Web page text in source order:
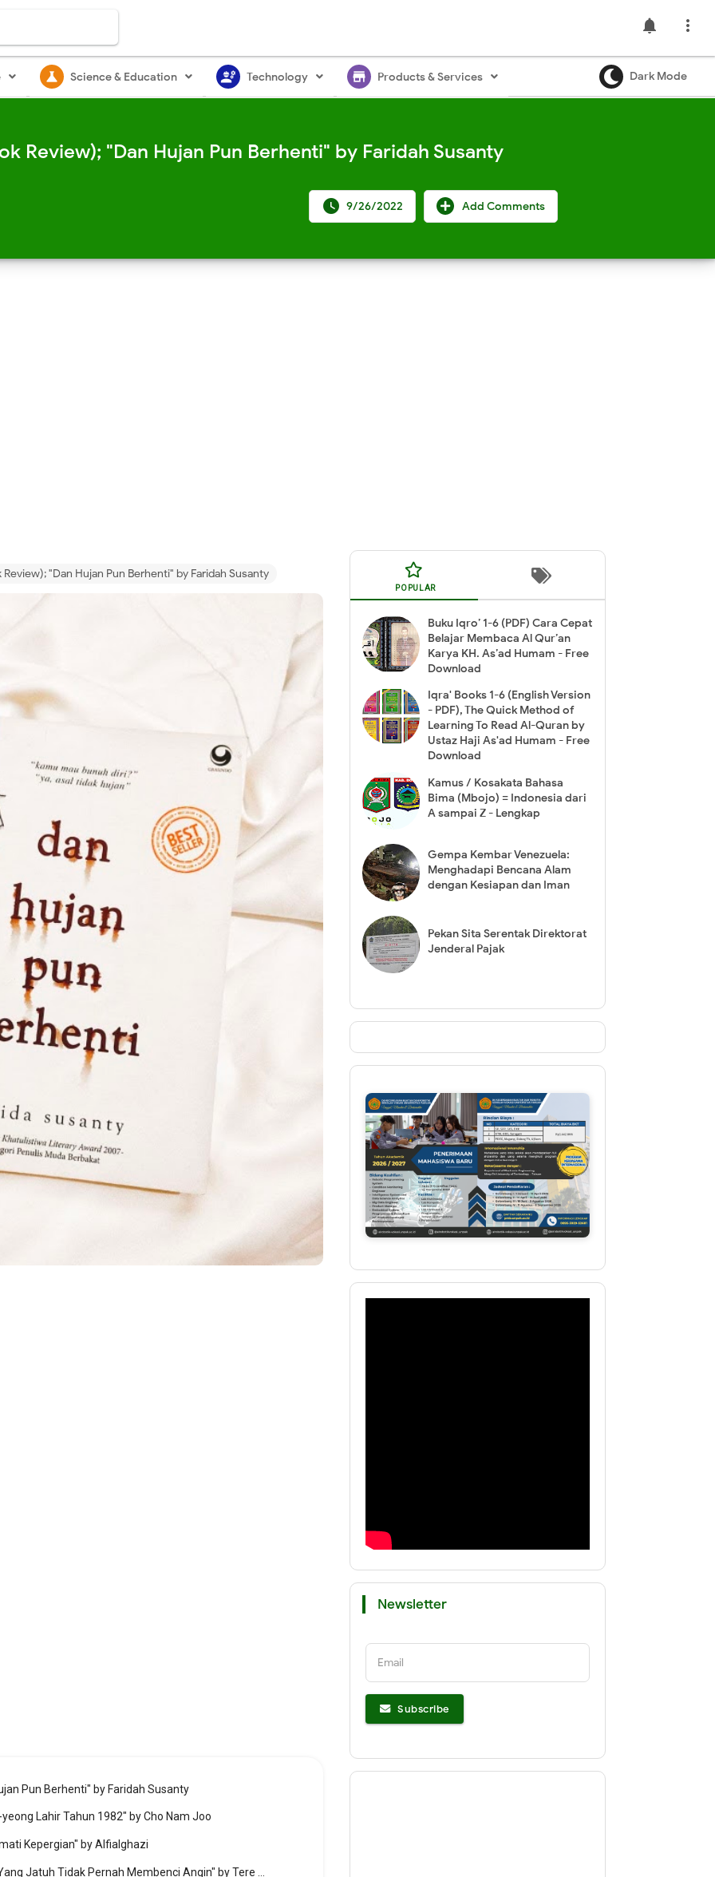

notifications
science Science & Education engineering Technology store Products & Services Dark Mode
Review); "Dan Hujan Pun Berhenti" by Faridah Susanty
Add Comments
 9/26/2022
Review); "Dan Hujan Pun Berhenti" by Faridah Susanty
Pun Berhenti" by Faridah Susanty
Lahir Tahun 1982" by Cho Nam Joo
Kepergian" by Alfialghazi
POPULAR
Buku Iqro’ 1-6 (PDF) Cara Cepat
Belajar Membaca Al Qur’an
Karya KH. As’ad Humam - Free
Download
Iqra' Books 1-6 (English Version
- PDF), The Quick Method of
Learning To Read Al-Quran by
Ustaz Haji As'ad Humam - Free
Download
Kamus / Kosakata Bahasa
Bima (Mbojo) = Indonesia dari
A sampai Z - Lengkap
Gempa Kembar Venezuela:
Menghadapi Bencana Alam
dengan Kesiapan dan Iman
Pekan Sita Serentak Direktorat
Jenderal Pajak
Newsletter
Email
Subscribe